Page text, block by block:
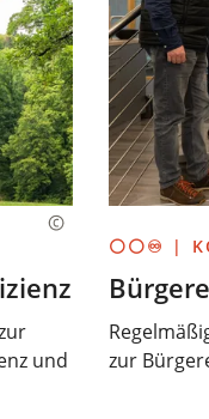
und
⚪⚪♾️ |
zur